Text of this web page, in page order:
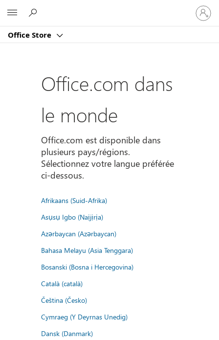
Office Store
vous
à
compte
Office.com dans
le monde
Office.com est disponible dans
plusieurs pays/régions.
Sélectionnez votre langue préférée
ci-dessous.
Afrikaans (Suid-Afrika)
Asụsụ Igbo (Naịjịrịa)
Azərbaycan (Azərbaycan)
Bahasa Melayu (Asia Tenggara)
Bosanski (Bosna i Hercegovina)
Català (català)
Čeština (Česko)
Cymraeg (Y Deyrnas Unedig)
Dansk (Danmark)